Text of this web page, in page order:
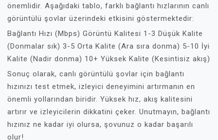
önemlidir. Aşağıdaki tablo, farklı bağlantı hızlarının canlı
görüntülü şovlar üzerindeki etkisini göstermektedir:
Bağlantı Hızı (Mbps) Görüntü Kalitesi 1-3 Düşük Kalite
(Donmalar sık) 3-5 Orta Kalite (Ara sıra donma) 5-10 İyi
Kalite (Nadir donma) 10+ Yüksek Kalite (Kesintisiz akış)
Sonuç olarak, canlı görüntülü şovlar için bağlantı
hızınızı test etmek, izleyici deneyimini artırmanın en
önemli yollarından biridir. Yüksek hız, akış kalitesini
artırır ve izleyicilerin dikkatini çeker. Unutmayın, bağlantı
hızınız ne kadar iyi olursa, şovunuz o kadar başarılı
olur!